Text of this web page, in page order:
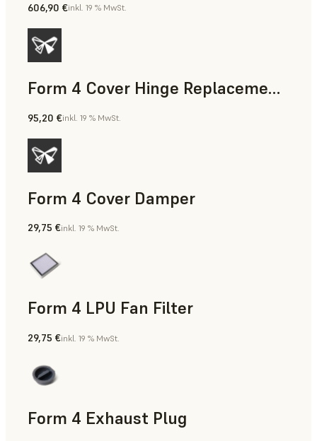
606,90 €inkl. 19 % MwSt.
Form 4 Cover Hinge Replacement Kit
95,20 €inkl. 19 % MwSt.
Form 4 Cover Damper
29,75 €inkl. 19 % MwSt.
Form 4 LPU Fan Filter
29,75 €inkl. 19 % MwSt.
Form 4 Exhaust Plug